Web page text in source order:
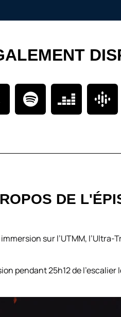
DE
sur l’UTMM,
pendant 25h12 de